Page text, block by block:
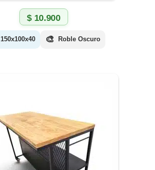
$10.900
150x100x40 🎨 Roble Oscuro